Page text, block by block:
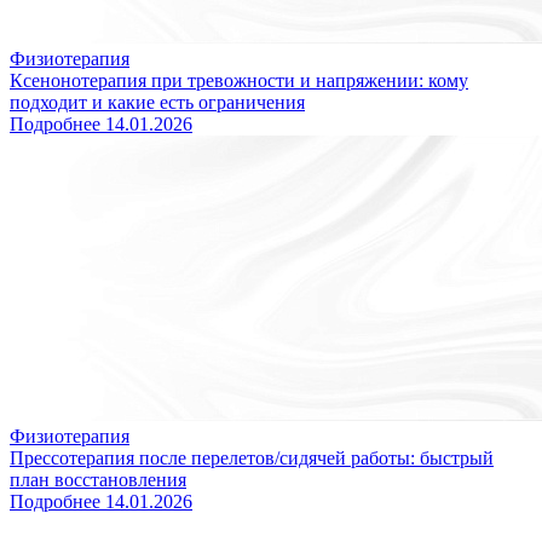
Физиотерапия
Ксенонотерапия при тревожности и напряжении: кому
подходит и какие есть ограничения
Подробнее 14.01.2026
Физиотерапия
Прессотерапия после перелетов/сидячей работы: быстрый
план восстановления
Подробнее 14.01.2026